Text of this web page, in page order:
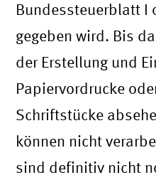
Bundessteuerblatt I
gegeben wird. Bis
der Erstellung und
Papiervordrucke
Schriftstücke
können nicht
sind definitiv nicht